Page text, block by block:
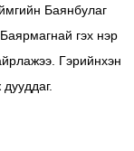
Баянбулаг
гэх нэр
Гэрийнхэн